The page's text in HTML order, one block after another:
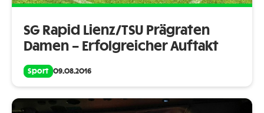
SG Rapid Lienz/TSU Prägraten
Damen – Erfolgreicher Auftakt
Sport 09.08.2016